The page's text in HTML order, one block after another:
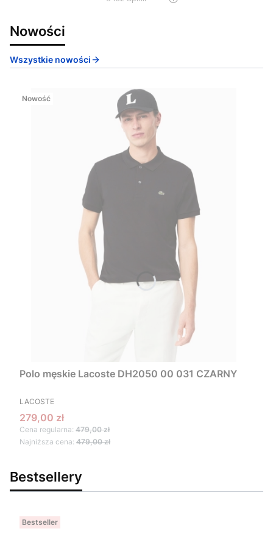
Nowości
Wszystkie nowości
Nowość
Polo męskie Lacoste DH2050 00 031 CZARNY
PRODUCENT
LACOSTE
Cena promocyjna
279,00 zł
Cena regularna: 479,00 zł
Najniższa cena: 479,00 zł
Bestsellery
Bestseller